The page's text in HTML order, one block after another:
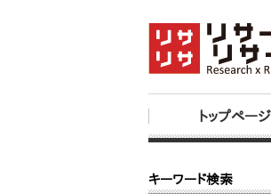
トップページ
キーワード検索